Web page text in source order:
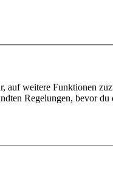
auf weitere Funktionen
Regelungen, bevor